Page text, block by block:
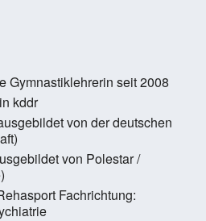
Gymnastiklehrerin seit 2008
kddr
von der deutschen
von Polestar /
Fachrichtung: